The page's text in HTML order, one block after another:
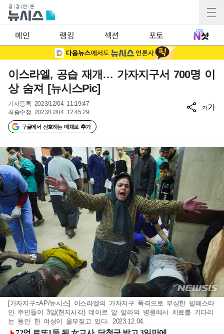
메인 랭킹 섹션 포토
이스라엘, 공습 재개… 가자지구서 700명 이
상 숨져 [뉴시스Pic]
기사등록 2023/12/04 11:19:47
최종수정 2023/12/04 12:45:29
구글에서 선호하는 매체로 추가
가가
[가자지구=AP/뉴시스] 이스라엘의 가자지구 폭격으로 부상한 팔레스타
인 주민들이 3일(현지시각) 데이르 알 발라의 병원에서 치료를 기다리
는 동안 한 여성이 울부짖고 있다. 2023.12.04.